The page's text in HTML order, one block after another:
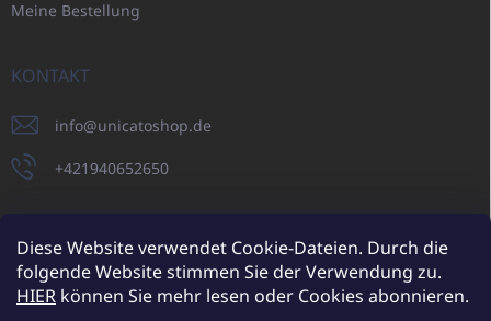
Diese Website verwendet Cookie-Dateien. Durch die
folgende Website stimmen Sie der Verwendung zu.
HIER können Sie mehr lesen oder Cookies abonnieren.
Meine Bestellung
KONTAKT
info@unicatoshop.de
+421940652650
UNICATO.sk UNICATOshop.cz UNICATO.at UNICATO.hu
UNICATOshop.pl